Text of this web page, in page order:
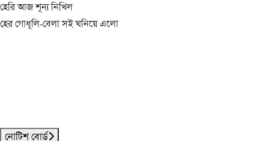
হেরি আজ শূন্য নিখিল
হের গোধূলি-বেলা সই ঘনিয়ে এলো
নোটিশ বোর্ড